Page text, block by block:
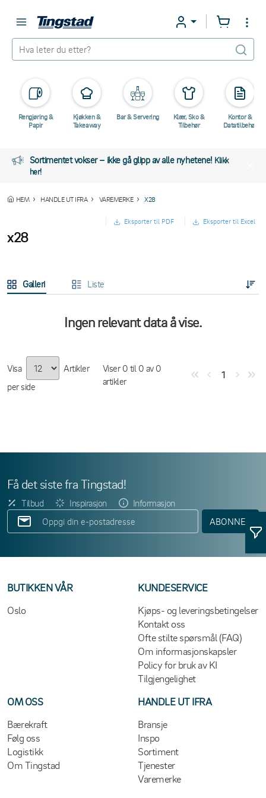
Rengjøring &
Papir
Kjøkken &
Takeaway
Bar & Servering
Klær, Sko &
Tilbehør
Kontor &
Datatilbehør
Sortimentet vokser – ikke gå glipp av alle nyhetene! Klikk
her!
HEM HANDLE UT IFRA VAREMERKE X28
Eksporter til PDF Eksporter til Excel
x28
Galleri Liste
Ingen relevant data å vise.
Visa
Artikler
per side
Viser 0 til 0 av 0
artikler
1
Få det siste fra Tingstad!
Tilbud Inspirasjon
Informasjon
ABONNER
BUTIKKEN VÅR
Oslo
KUNDESERVICE
Kjøps- og leveringsbetingelser
Kontakt oss
Ofte stilte spørsmål (FAQ)
Om informasjonskapsler
Policy for bruk av KI
Tilgjengelighet
OM OSS
Bærekraft
Følg oss
Logistikk
Om Tingstad
HANDLE UT IFRA
Bransje
Inspo
Sortiment
Tjenester
Varemerke